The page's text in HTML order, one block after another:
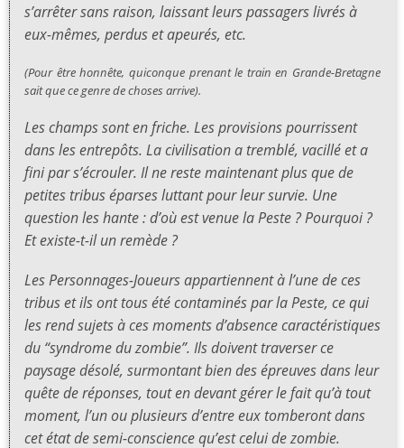
s’arrêter sans raison, laissant leurs passagers livrés à
eux-mêmes, perdus et apeurés, etc.
(Pour être honnête, quiconque prenant le train en Grande-Bretagne
sait que ce genre de choses arrive).
Les champs sont en friche. Les provisions pourrissent
dans les entrepôts. La civilisation a tremblé, vacillé et a
fini par s’écrouler. Il ne reste maintenant plus que de
petites tribus éparses luttant pour leur survie. Une
question les hante : d’où est venue la Peste ? Pourquoi ?
Et existe-t-il un remède ?
Les Personnages-Joueurs appartiennent à l’une de ces
tribus et ils ont tous été contaminés par la Peste, ce qui
les rend sujets à ces moments d’absence caractéristiques
du “syndrome du zombie”. Ils doivent traverser ce
paysage désolé, surmontant bien des épreuves dans leur
quête de réponses, tout en devant gérer le fait qu’à tout
moment, l’un ou plusieurs d’entre eux tomberont dans
cet état de semi-conscience qu’est celui de zombie.